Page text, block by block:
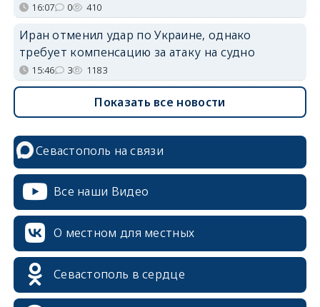
16:07 0 410
Иран отменил удар по Украине, однако
требует компенсацию за атаку на судно
15:46 3 1183
Показать все новости
Севастополь на связи
Все наши Видео
О местном для местных
Севастополь в сердце